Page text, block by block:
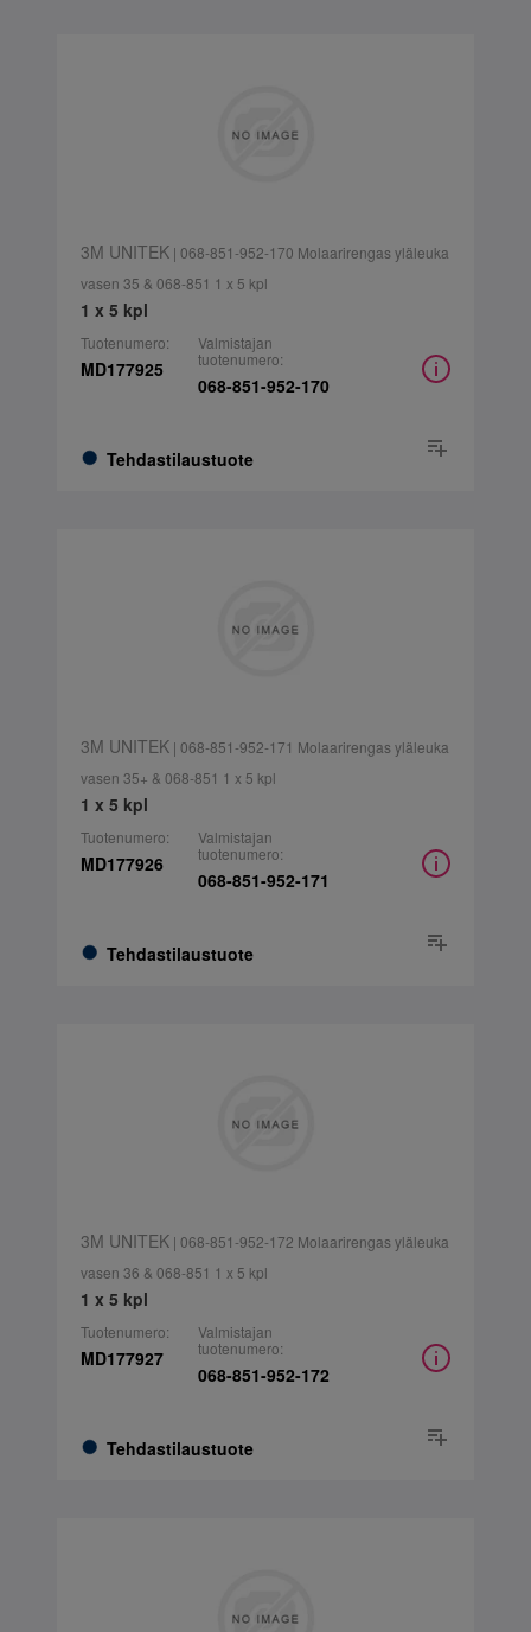
3M UNITEK| 068-851-952-170 Molaarirengas yläleuka
vasen 35 & 068-851 1 x 5 kpl
1 x 5 kpl
Tuotenumero:
MD177925
Tehdastilaustuote
Valmistajan
tuotenumero:
068-851-952-170
3M UNITEK| 068-851-952-171 Molaarirengas yläleuka
vasen 35+ & 068-851 1 x 5 kpl
1 x 5 kpl
Tuotenumero:
MD177926
Tehdastilaustuote
Valmistajan
tuotenumero:
068-851-952-171
3M UNITEK| 068-851-952-172 Molaarirengas yläleuka
vasen 36 & 068-851 1 x 5 kpl
1 x 5 kpl
Tuotenumero:
MD177927
Tehdastilaustuote
Valmistajan
tuotenumero:
068-851-952-172